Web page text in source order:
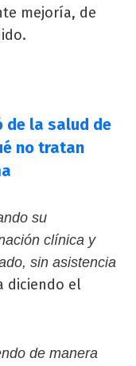
mejoría, de
de la salud de
no tratan
su
clínica y
sin asistencia
diciendo el
de manera